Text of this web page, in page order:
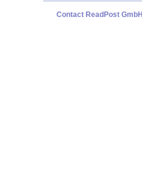
Contact ReadPost GmbH